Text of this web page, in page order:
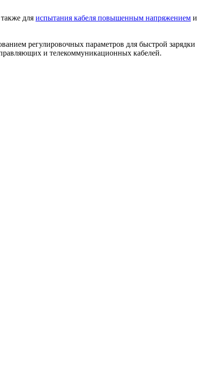
для испытания кабеля повышенным напряжением и
регулировочных параметров для быстрой зарядки
и телекоммуникационных кабелей.